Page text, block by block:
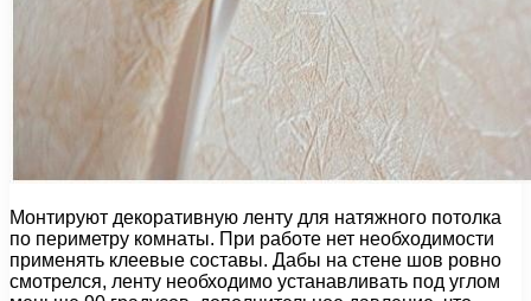
Монтируют декоративную ленту для натяжного потолка
по периметру комнаты. При работе нет необходимости
применять клеевые составы. Дабы на стене шов ровно
смотрелся, ленту необходимо устанавливать под углом